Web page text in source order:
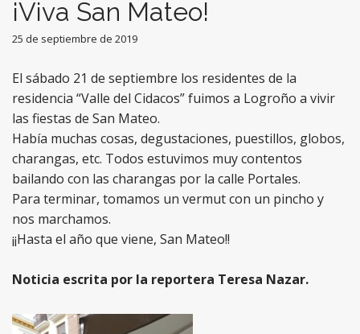
¡Viva San Mateo!
25 de septiembre de 2019
El sábado 21 de septiembre los residentes de la
residencia “Valle del Cidacos” fuimos a Logroño a vivir
las fiestas de San Mateo.
Había muchas cosas, degustaciones, puestillos, globos,
charangas, etc. Todos estuvimos muy contentos
bailando con las charangas por la calle Portales.
Para terminar, tomamos un vermut con un pincho y
nos marchamos.
¡¡Hasta el año que viene, San Mateo!!
Noticia escrita por la reportera Teresa Nazar.